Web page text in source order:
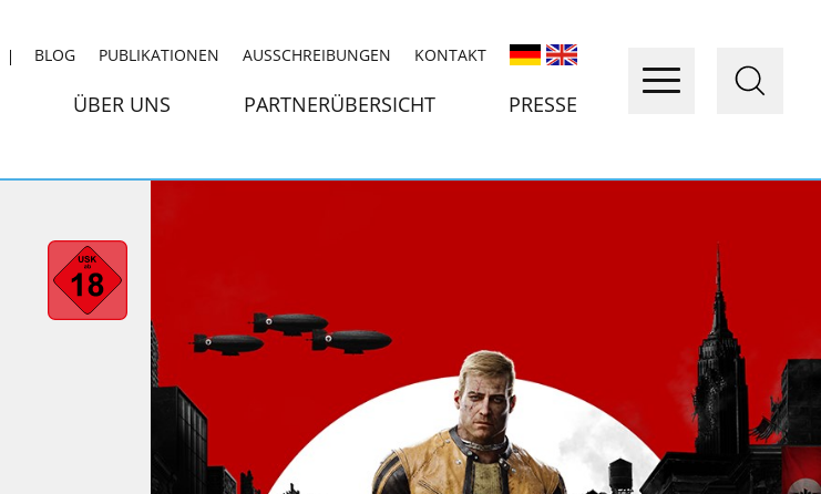
BLOG PUBLIKATIONEN AUSSCHREIBUNGEN KONTAKT
ÜBER UNS PARTNERÜBERSICHT PRESSE